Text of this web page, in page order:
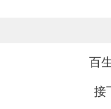
百
接